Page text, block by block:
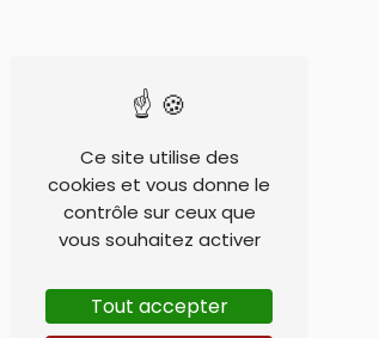
Ce site utilise des
cookies et vous donne le
contrôle sur ceux que
vous souhaitez activer
Tout accepter